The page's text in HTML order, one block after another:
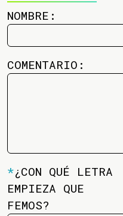
NOMBRE:
COMENTARIO:
*¿CON QUÉ LETRA
EMPIEZA QUE
FEMOS?